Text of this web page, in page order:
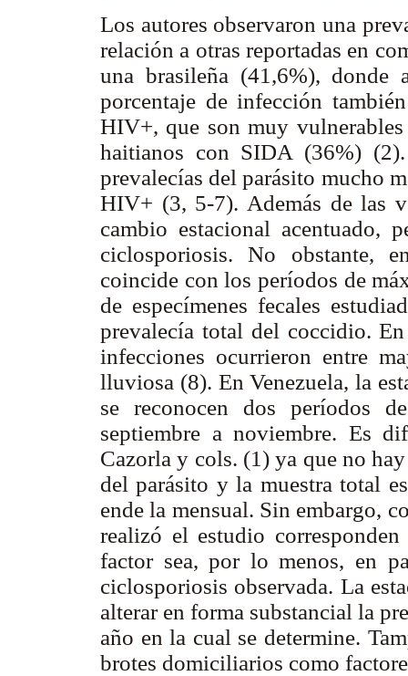
Los autores observaron una
relación a otras reportadas en
una brasileña (41,6%), donde
porcentaje de infección
HIV+, que son muy
haitianos con SIDA (36%)
prevalecías del parásito mucho
HIV+ (3, 5-7). Además de las
cambio estacional acentuado,
ciclosporiosis. No obstante,
coincide con los períodos de
de especímenes fecales
prevalecía total del coccidio.
infecciones ocurrieron entre
lluviosa (8). En Venezuela, la
se reconocen dos períodos
septiembre a noviembre. Es
Cazorla y cols. (1) ya que no
del parásito y la muestra total
ende la mensual. Sin embargo,
realizó el estudio
factor sea, por lo menos, en
ciclosporiosis observada. La
alterar en forma substancial la
año en la cual se determine.
brotes domiciliarios como